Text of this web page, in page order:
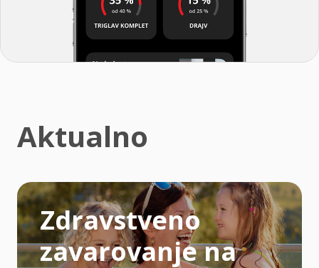
Aktualno
Zdravstveno
zavarovanje na